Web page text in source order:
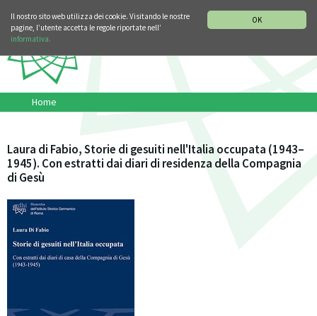
OK
Il nostro sito web utilizza dei cookie. Visitando le nostre
pagine, l’utente accetta le regole riportate nell’
informativa.
Home
Laura di Fabio, Storie di gesuiti nell'Italia occupata (1943–
1945). Con estratti dai diari di residenza della Compagnia
di Gesù